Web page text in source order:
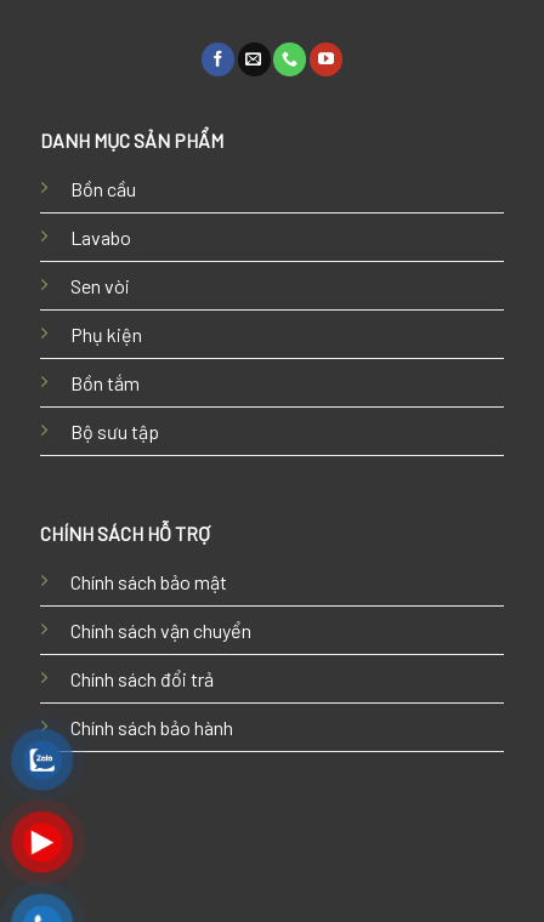
DANH MỤC SẢN PHẨM
Bồn cầu
Lavabo
Sen vòi
Phụ kiện
Bồn tắm
Bộ sưu tập
CHÍNH SÁCH HỖ TRỢ
Chính sách bảo mật
Chính sách vận chuyển
Chính sách đổi trả
Chính sách bảo hành